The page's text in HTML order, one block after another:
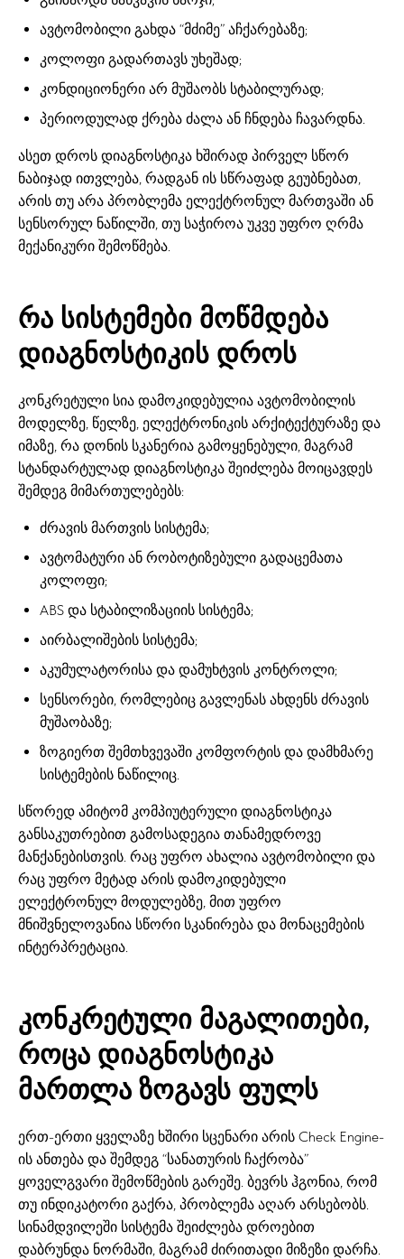
ავტომობილი გახდა “მძიმე” აჩქარებაზე;
კოლოფი გადართავს უხეშად;
კონდიციონერი არ მუშაობს სტაბილურად;
პერიოდულად ქრება ძალა ან ჩნდება ჩავარდნა.
ასეთ დროს დიაგნოსტიკა ხშირად პირველ სწორ
ნაბიჯად ითვლება, რადგან ის სწრაფად გეუბნებათ,
არის თუ არა პრობლემა ელექტრონულ მართვაში ან
სენსორულ ნაწილში, თუ საჭიროა უკვე უფრო ღრმა
მექანიკური შემოწმება.
რა სისტემები მოწმდება
დიაგნოსტიკის დროს
კონკრეტული სია დამოკიდებულია ავტომობილის
მოდელზე, წელზე, ელექტრონიკის არქიტექტურაზე და
იმაზე, რა დონის სკანერია გამოყენებული, მაგრამ
სტანდარტულად დიაგნოსტიკა შეიძლება მოიცავდეს
შემდეგ მიმართულებებს:
ძრავის მართვის სისტემა;
ავტომატური ან რობოტიზებული გადაცემათა
კოლოფი;
ABS და სტაბილიზაციის სისტემა;
აირბალიშების სისტემა;
აკუმულატორისა და დამუხტვის კონტროლი;
სენსორები, რომლებიც გავლენას ახდენს ძრავის
მუშაობაზე;
ზოგიერთ შემთხვევაში კომფორტის და დამხმარე
სისტემების ნაწილიც.
სწორედ ამიტომ კომპიუტერული დიაგნოსტიკა
განსაკუთრებით გამოსადეგია თანამედროვე
მანქანებისთვის. რაც უფრო ახალია ავტომობილი და
რაც უფრო მეტად არის დამოკიდებული
ელექტრონულ მოდულებზე, მით უფრო
მნიშვნელოვანია სწორი სკანირება და მონაცემების
ინტერპრეტაცია.
კონკრეტული მაგალითები,
როცა დიაგნოსტიკა
მართლა ზოგავს ფულს
ერთ-ერთი ყველაზე ხშირი სცენარი არის Check Engine-
ის ანთება და შემდეგ “სანათურის ჩაქრობა”
ყოველგვარი შემოწმების გარეშე. ბევრს ჰგონია, რომ
თუ ინდიკატორი გაქრა, პრობლემა აღარ არსებობს.
სინამდვილეში სისტემა შეიძლება დროებით
დაბრუნდა ნორმაში, მაგრამ ძირითადი მიზეზი დარჩა.